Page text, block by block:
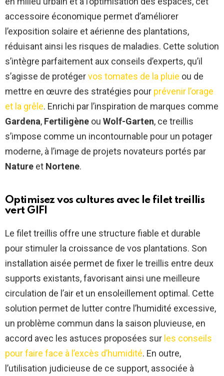
accessoire économique permet d’améliorer
l’exposition solaire et aérienne des plantations,
réduisant ainsi les risques de maladies. Cette solution
s’intègre parfaitement aux conseils d’experts, qu’il
s’agisse de protégervos tomates de la pluie ou de
mettre en œuvre des stratégies pour prévenir l’orage
et la grêle. Enrichi par l’inspiration de marques comme
Gardena, Fertiligène ou Wolf-Garten, ce treillis
s’impose comme un incontournable pour un potager
moderne, à l’image de projets novateurs portés par
Nature et Nortene.
Optimisez vos cultures avec le filet treillis
vert GIFI
Le filet treillis offre une structure fiable et durable
pour stimuler la croissance de vos plantations. Son
installation aisée permet de fixer le treillis entre deux
supports existants, favorisant ainsi une meilleure
circulation de l’air et un ensoleillement optimal. Cette
solution permet de lutter contre l’humidité excessive,
un problème commun dans la saison pluvieuse, en
accord avec les astuces proposées sur les conseils
pour faire face à l’excès d’humidité. En outre,
l’utilisation judicieuse de ce support, associée à